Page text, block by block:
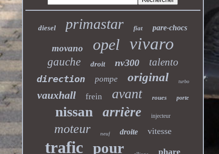
diesel primastar fiat pare-chocs
movano opel vivaro
gauche droit nv300 talento
direction pompe original turbo
vauxhall frein avant roues porte
nissan arrière injecteur
moteur neuf droite vitesse
trafic pour phare